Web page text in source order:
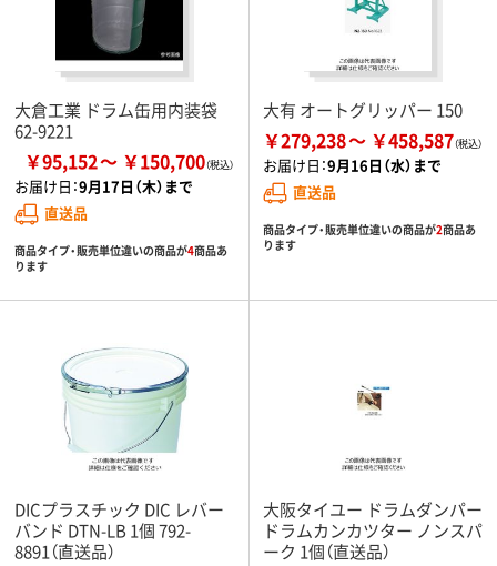
大倉工業 ドラム缶用内装袋
62-9221
￥95,152 ￥150,700
お届け日：9月17日（木）まで
直送品
商品タイプ・販売単位違いの商品が4商品あ
ります
大有 オートグリッパー 150
￥279,238 ￥458,587
お届け日：9月16日（水）まで
直送品
商品タイプ・販売単位違いの商品が2商品あ
ります
DICプラスチック DIC レバー
バンド DTN-LB 1個 792-
8891（直送品）
大阪タイユー ドラムダンパー
ドラムカンカツター ノンスパ
ーク 1個（直送品）